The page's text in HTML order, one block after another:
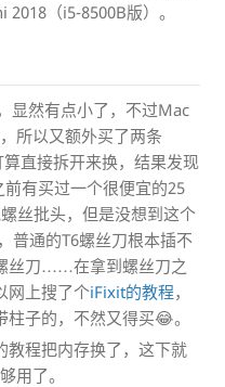
（i5-8500B版）。
显然有点小了，不过Mac
所以又额外买了两条
直接拆开来换，结果发现
有买过一个很便宜的25
丝批头，但是没想到这个
普通的T6螺丝刀根本插不
丝刀……在拿到螺丝刀之
网上搜了个iFixit的教程，
子的，不然又得买😂。
教程把内存换了，这下就
用了。